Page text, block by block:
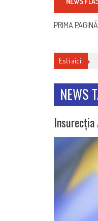
PRIMA PAGINĂ
Esti aici:
NEWS
Insurecția